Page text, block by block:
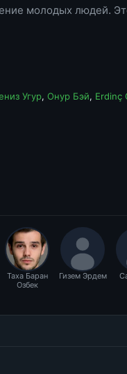
молодых людей.
Угур, Онур Бэй, Erdinç
Таха Баран
Озбек
Гизем Эрдем